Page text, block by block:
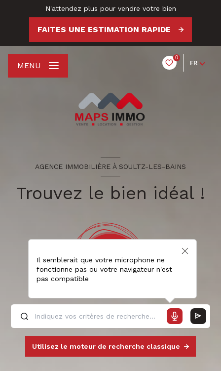
N'attendez plus pour vendre votre bien
FAITES UNE ESTIMATION RAPIDE
0
FR
MENU
AGENCE IMMOBILIÈRE À SOULTZ-LES-BAINS
Trouvez le bien idéal !
Il semblerait que votre microphone ne
fonctionne pas ou votre navigateur n'est
pas compatible
Utilisez le moteur de recherche classique